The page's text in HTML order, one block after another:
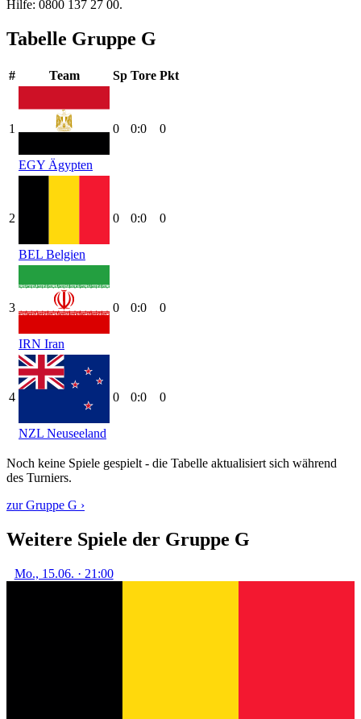
Hilfe: 0800 137 27 00.
Tabelle Gruppe G
# Team Sp Tore Pkt
1
EGY Ägypten
0 0:0 0
2
BEL Belgien
0 0:0 0
3
IRN Iran
0 0:0 0
4
NZL Neuseeland
0 0:0 0
Noch keine Spiele gespielt - die Tabelle aktualisiert sich während
des Turniers.
zur Gruppe G ›
Weitere Spiele der Gruppe G
Mo., 15.06. · 21:00